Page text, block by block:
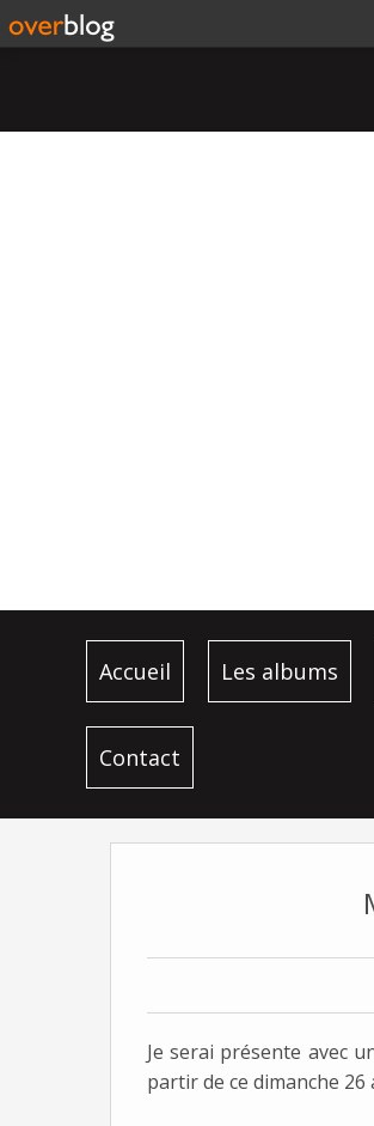
Accueil Les albums
Contact
Je serai présente avec
partir de ce dimanche